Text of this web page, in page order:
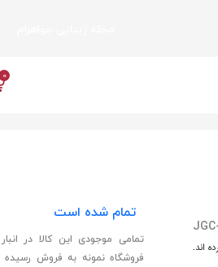
0
اند.
تمام شده است
تمامی موجودی این کالا در
فروشگاه نمونه به فروش رسیده